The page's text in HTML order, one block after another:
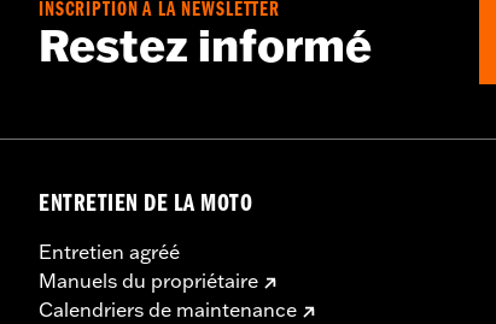
INSCRIPTION À LA NEWSLETTER
Restez informé
ENTRETIEN DE LA MOTO
Entretien agréé
Manuels du propriétaire
Calendriers de maintenance